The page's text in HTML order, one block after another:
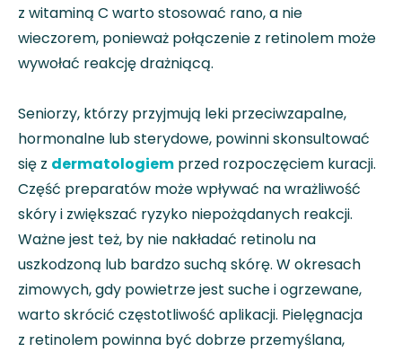
z witaminą C warto stosować rano, a nie
wieczorem, ponieważ połączenie z retinolem może
wywołać reakcję drażniącą.
Seniorzy, którzy przyjmują leki przeciwzapalne,
hormonalne lub sterydowe, powinni skonsultować
się z dermatologiem przed rozpoczęciem kuracji.
Część preparatów może wpływać na wrażliwość
skóry i zwiększać ryzyko niepożądanych reakcji.
Ważne jest też, by nie nakładać retinolu na
uszkodzoną lub bardzo suchą skórę. W okresach
zimowych, gdy powietrze jest suche i ogrzewane,
warto skrócić częstotliwość aplikacji. Pielęgnacja
z retinolem powinna być dobrze przemyślana,